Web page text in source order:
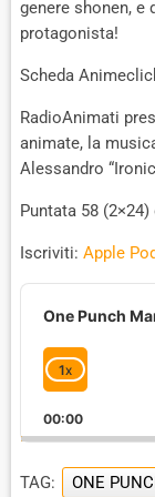
genere shonen,
protagonista!
Scheda
RadioAnimati
animate, la
Alessandro
Puntata 58
Iscriviti: Apple
A
a
e
One Punch
C
A
N
G
E
1X
00:00
TAG: ONE